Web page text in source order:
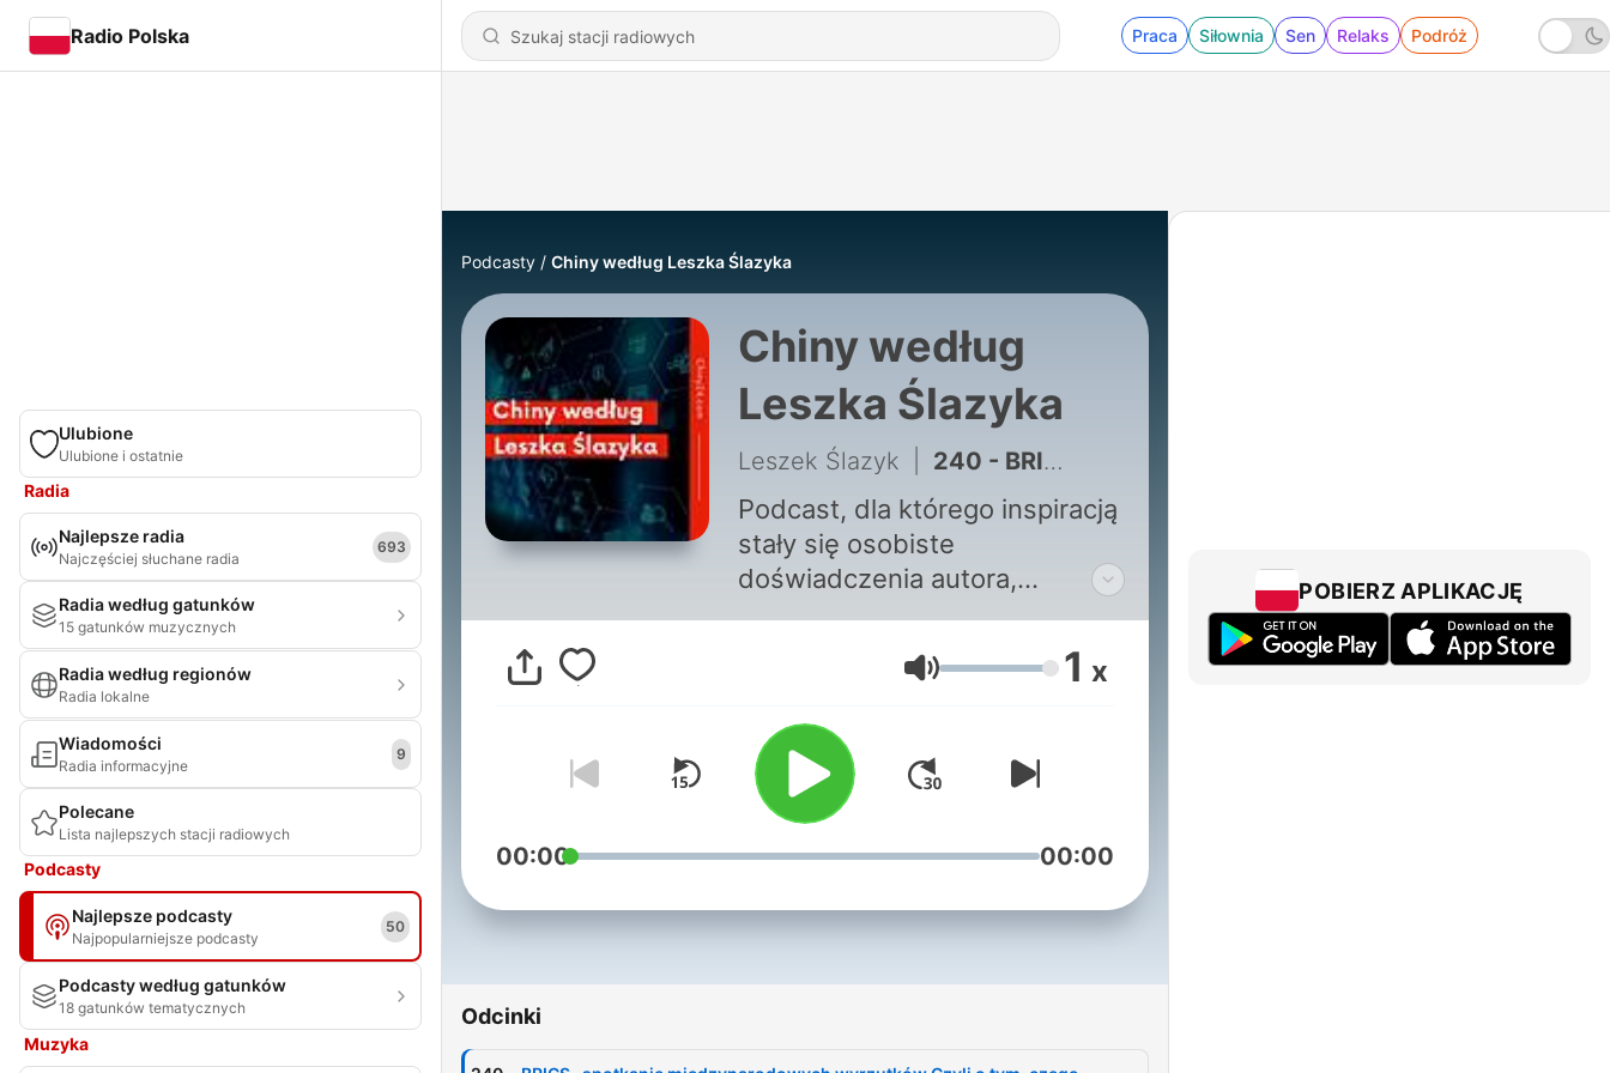
Radio Polska Praca Siłownia Sen Relaks Podróż
Ulubione
Ulubione i ostatnie
Radia
Najlepsze radia
Najczęściej słuchane radia
693
Radia według gatunków
15 gatunków muzycznych
Radia według regionów
Radia lokalne
Wiadomości
Radia informacyjne
9
Polecane
Lista najlepszych stacji radiowych
Podcasty
Najlepsze podcasty
Najpopularniejsze podcasty
50
Podcasty według gatunków
18 gatunków tematycznych
Muzyka
Podcasty Chiny według Leszka Ślazyka
Chiny według
Leszka Ślazyka
Leszek Ślazyk 240 - BRICS_ spotkanie międzynarodowych wyrzutków Czyli o tym, czego mówić nie należy, bo...
Podcast, dla którego inspiracją
stały się osobiste
doświadczenia autora,
związanego, zupełnie
przypadkowo z Chinami od
1994 roku. Los sprawił, że
autor nie będąc ani dyplomatą,
ani pracownikiem globalnej
korporacji trafił w sam środek
Chin zwykłych, codziennych,
przeciętnych. Mając możliwość
przez ponad 25 lat, wie, że to
na Zachodzie bardzo mija się z
tym w podcaście opowiada.
Głośność 1 x
00:00 00:00
Odcinki
POBIERZ APLIKACJĘ